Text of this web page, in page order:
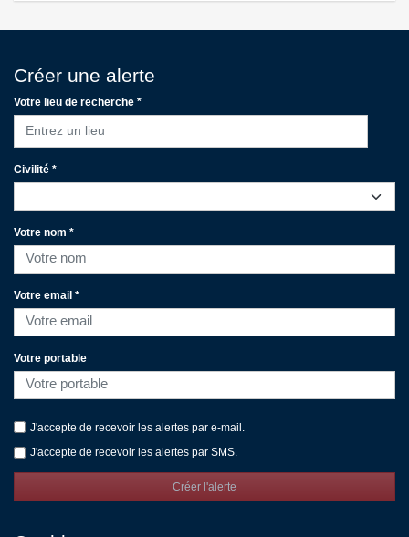
Créer une alerte
Votre lieu de recherche *
Entrez un lieu
Civilité *
Votre nom *
Votre email *
Votre portable
J'accepte de recevoir les alertes par e-mail.
J'accepte de recevoir les alertes par SMS.
Créer l'alerte